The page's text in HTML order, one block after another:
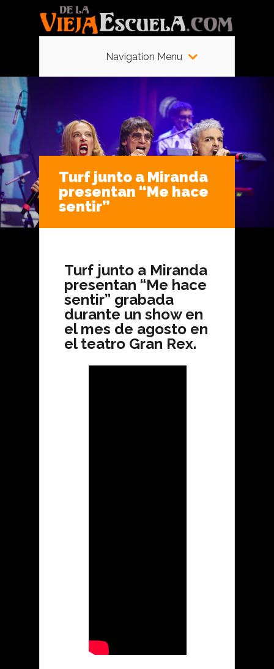
Navigation Menu
Turf junto a Miranda
presentan “Me hace
sentir”
Turf junto a Miranda
presentan “Me hace
sentir” grabada
durante un show en
el mes de agosto en
el teatro Gran Rex.